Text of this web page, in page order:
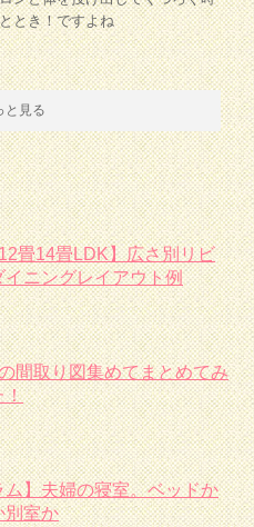
とき！ですよね
と見る
畳14畳LDK】広さ別リビ
イニングレイアウト例
間取り図集めてまとめてみ
！
ム】夫婦の寝室。ベッドか
別室か